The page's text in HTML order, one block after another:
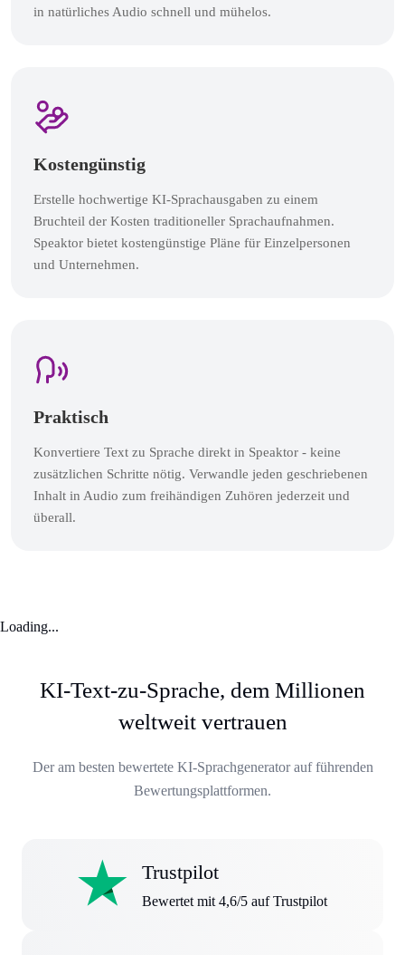
in natürliches Audio schnell und mühelos.
Kostengünstig
Erstelle hochwertige KI-Sprachausgaben zu einem
Bruchteil der Kosten traditioneller Sprachaufnahmen.
Speaktor bietet kostengünstige Pläne für Einzelpersonen
und Unternehmen.
Praktisch
Konvertiere Text zu Sprache direkt in Speaktor - keine
zusätzlichen Schritte nötig. Verwandle jeden geschriebenen
Inhalt in Audio zum freihändigen Zuhören jederzeit und
überall.
Loading...
KI-Text-zu-Sprache, dem Millionen
weltweit vertrauen
Der am besten bewertete KI-Sprachgenerator auf führenden
Bewertungsplattformen.
Trustpilot
Bewertet mit 4,6/5 auf Trustpilot